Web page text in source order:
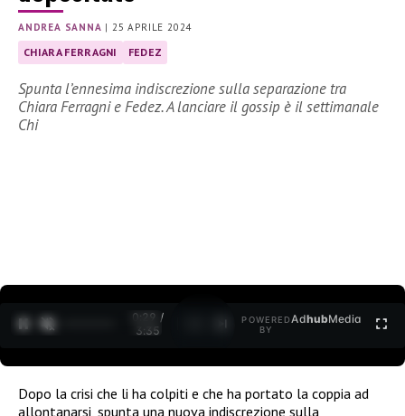
ANDREA SANNA |25 APRILE 2024
CHIARA FERRAGNI FEDEZ
Spunta l’ennesima indiscrezione sulla separazione tra
Chiara Ferragni e Fedez. A lanciare il gossip è il settimanale
Chi
0:30 /
3:35
POWERED
BY
AdhubMedia
Dopo la crisi che li ha colpiti e che ha portato la coppia ad
allontanarsi, spunta una nuova indiscrezione sulla